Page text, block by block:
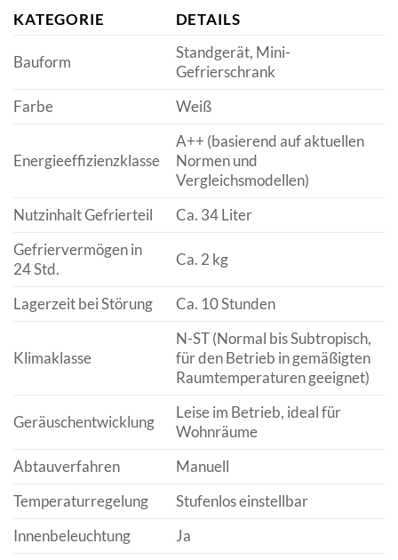
KATEGORIE DETAILS
Bauform
Standgerät, Mini-
Gefrierschrank
Farbe
Weiß
Energieeffizienzklasse
A++ (basierend auf aktuellen
Normen und
Vergleichsmodellen)
Nutzinhalt Gefrierteil
Ca. 34 Liter
Gefriervermögen in
24 Std.
Ca. 2 kg
Lagerzeit bei Störung Ca. 10 Stunden
Klimaklasse
N-ST (Normal bis Subtropisch,
für den Betrieb in gemäßigten
Raumtemperaturen geeignet)
Geräuschentwicklung
Leise im Betrieb, ideal für
Wohnräume
Abtauverfahren
Manuell
Temperaturregelung
Stufenlos einstellbar
Innenbeleuchtung
Ja